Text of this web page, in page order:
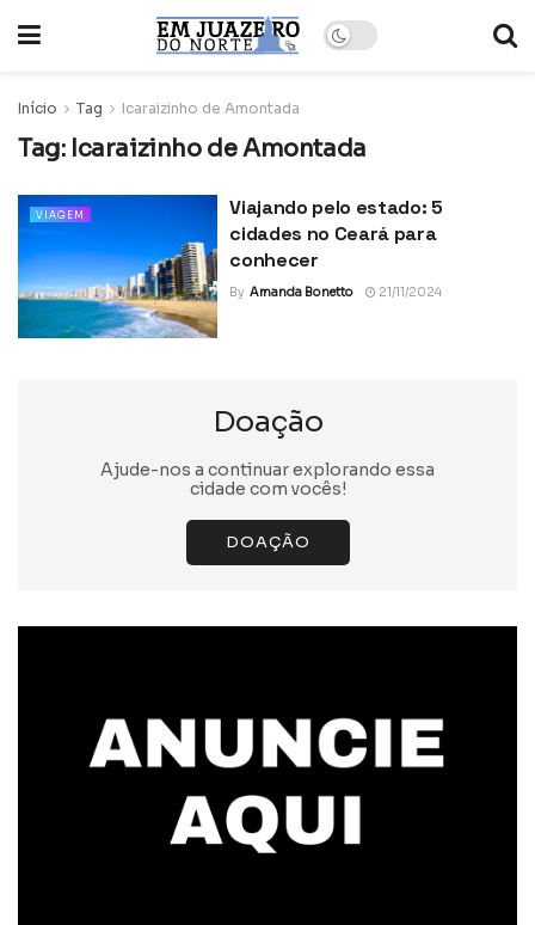
Início Tag Icaraizinho de Amontada
Tag: Icaraizinho de Amontada
VIAGEM
Viajando pelo estado: 5
cidades no Ceará para
conhecer
By Amanda Bonetto 21/11/2024
Doação
Ajude-nos a continuar explorando essa
cidade com vocês!
DOAÇÃO